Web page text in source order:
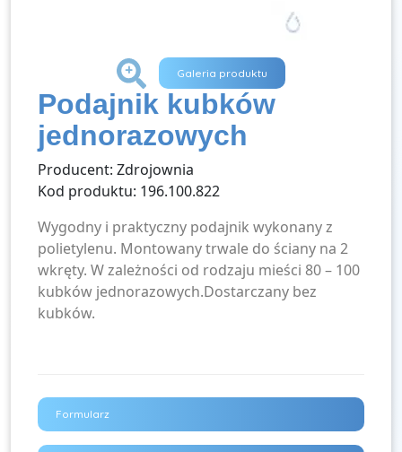
+ Galeria produktu
Podajnik kubków
jednorazowych
Producent: Zdrojownia
Kod produktu: 196.100.822
Wygodny i praktyczny podajnik wykonany z
polietylenu. Montowany trwale do ściany na 2
wkręty. W zależności od rodzaju mieści 80 – 100
kubków jednorazowych.Dostarczany bez
kubków.
Formularz